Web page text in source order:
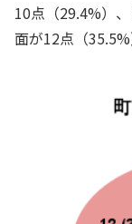
10点（29.4%）
面が12点（35.5%